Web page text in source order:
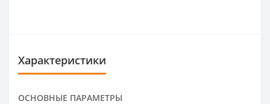
Характеристики
ОСНОВНЫЕ ПАРАМЕТРЫ